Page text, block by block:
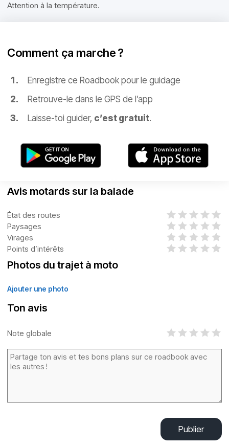
Attention à la température.
Comment ça marche ?
Enregistre ce Roadbook pour le guidage
Retrouve-le dans le GPS de l’app
Laisse-toi guider, c’est gratuit.
Avis motards sur la balade
État des routes
Paysages
Virages
Points d’intérêts
Photos du trajet à moto
Ajouter une photo
Ton avis
Note globale
Publier